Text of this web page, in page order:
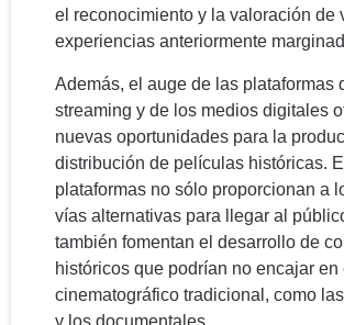
el reconocimiento y la valoración de
experiencias anteriormente
Además, el auge de las plataformas
streaming y de los medios digitales
nuevas oportunidades para la
distribución de películas históricas.
plataformas no sólo proporcionan a
vías alternativas para llegar al
también fomentan el desarrollo de
históricos que podrían no encajar en
cinematográfico tradicional, como
y los documentales.